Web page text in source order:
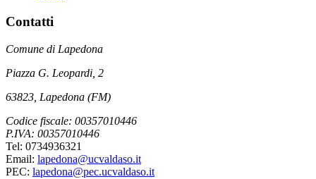
Contatti
Comune di Lapedona
Piazza G. Leopardi, 2
63823, Lapedona (FM)
Codice fiscale: 00357010446
P.IVA: 00357010446
Tel: 0734936321
Email: lapedona@ucvaldaso.it
PEC: lapedona@pec.ucvaldaso.it